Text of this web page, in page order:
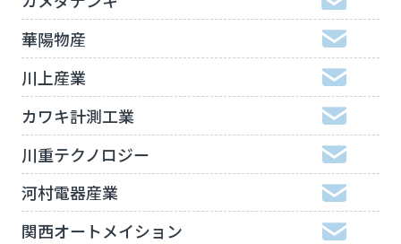
華陽物産
川上産業
カワキ計測工業
川重テクノロジー
河村電器産業
関西オートメイション